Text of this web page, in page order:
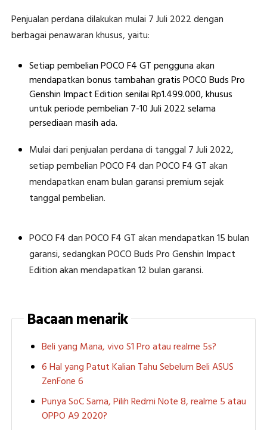
Penjualan perdana dilakukan mulai 7 Juli 2022 dengan
berbagai penawaran khusus, yaitu:
Setiap pembelian POCO F4 GT pengguna akan
mendapatkan bonus tambahan gratis POCO Buds Pro
Genshin Impact Edition senilai Rp1.499.000, khusus
untuk periode pembelian 7-10 Juli 2022 selama
persediaan masih ada.
Mulai dari penjualan perdana di tanggal 7 Juli 2022,
setiap pembelian POCO F4 dan POCO F4 GT akan
mendapatkan enam bulan garansi premium sejak
tanggal pembelian.
POCO F4 dan POCO F4 GT akan mendapatkan 15 bulan
garansi, sedangkan POCO Buds Pro Genshin Impact
Edition akan mendapatkan 12 bulan garansi.
Bacaan menarik
Beli yang Mana, vivo S1 Pro atau realme 5s?
6 Hal yang Patut Kalian Tahu Sebelum Beli ASUS
ZenFone 6
Punya SoC Sama, Pilih Redmi Note 8, realme 5 atau
OPPO A9 2020?